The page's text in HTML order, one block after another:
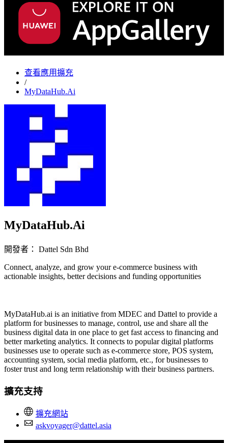
查看應用擴充
/
MyDataHub.Ai
MyDataHub.Ai
開發者： Dattel Sdn Bhd
Connect, analyze, and grow your e-commerce business with
actionable insights, better decisions and funding opportunities
MyDataHub.ai is an initiative from MDEC and Dattel to provide a
platform for businesses to manage, control, use and share all the
business digital data in one place to get fast access to financing and
better marketing analytics. It connects to popular digital platforms
businesses use to operate such as e-commerce store, POS system,
accounting system, social media platform, etc., for businesses to
foster trust and long term relationship with their business partners.
擴充支持
擴充網站
askvoyager@dattel.asia